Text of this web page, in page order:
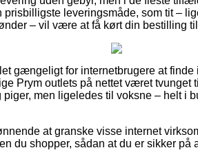
prisbilligste leveringsmåde, som tit –
– vil være at få kørt din bestilling
gængeligt for internetbrugere at
Prym outlets på nettet været
men ligeledes til voksne – helt i
at granske visse internet
du shopper, sådan at du er sikker på